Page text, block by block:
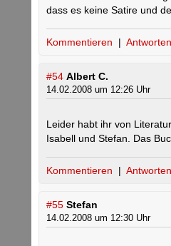
dass es keine Satire und
Kommentieren | Antworten
#54 Albert C.
14.02.2008 um 12:26 Uhr
Leider habt ihr von
Isabell und Stefan. Das
Kommentieren | Antworten
#55 Stefan
14.02.2008 um 12:30 Uhr